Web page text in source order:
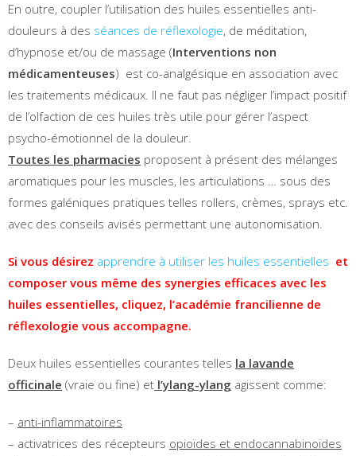
En outre, coupler l’utilisation des huiles essentielles anti-
douleurs à des séances de réflexologie, de méditation,
d’hypnose et/ou de massage (Interventions non
médicamenteuses) est co-analgésique en association avec
les traitements médicaux. Il ne faut pas négliger l’impact positif
de l’olfaction de ces huiles très utile pour gérer l’aspect
psycho-émotionnel de la douleur.
Toutes les pharmacies proposent à présent des mélanges
aromatiques pour les muscles, les articulations … sous des
formes galéniques pratiques telles rollers, crèmes, sprays etc.
avec des conseils avisés permettant une autonomisation.
Si vous désirez apprendre à utiliser les huiles essentielles et
composer vous même des synergies efficaces avec les
huiles essentielles, cliquez, l’académie francilienne de
réflexologie vous accompagne.
Deux huiles essentielles courantes telles la lavande
officinale (vraie ou fine) et l’ylang-ylang agissent comme:
– anti-inflammatoires
– activatrices des récepteurs opioïdes et endocannabinoïdes